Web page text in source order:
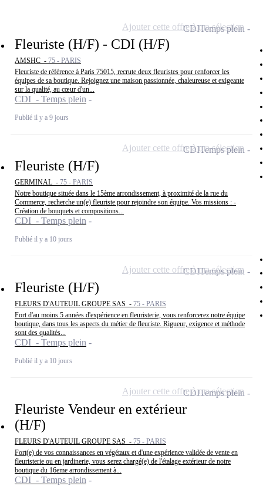
Fleuriste (H/F) - CDI (H/F)
AMSHC - 75 - PARIS
Fleuriste de référence à Paris 75015, recrute deux fleuristes pour renforcer les
équipes de sa boutique. Rejoignez une maison passionnée, chaleureuse et exigeante
sur la qualité, au cœur d'un...
CDI - Temps plein
Publié il y a 9 jours
CDITemps plein
Ajouter cette offre à ma sélection
Fleuriste (H/F)
GERMINAL - 75 - PARIS
Notre boutique située dans le 15ème arrondissement, à proximité de la rue du
Commerce, recherche un(e) fleuriste pour rejoindre son équipe. Vos missions : -
Création de bouquets et compositions...
CDI - Temps plein
Publié il y a 10 jours
CDITemps plein
Ajouter cette offre à ma sélection
Fleuriste (H/F)
FLEURS D'AUTEUIL GROUPE SAS - 75 - PARIS
Fort d'au moins 5 années d'expérience en fleuristerie, vous renforcerez notre équipe
boutique, dans tous les aspects du métier de fleuriste. Rigueur, exigence et méthode
sont des qualités...
CDI - Temps plein
Publié il y a 10 jours
CDITemps plein
Ajouter cette offre à ma sélection
Fleuriste Vendeur en extérieur
(H/F)
FLEURS D'AUTEUIL GROUPE SAS - 75 - PARIS
Fort(e) de vos connaissances en végétaux et d'une expérience validée de vente en
fleuristerie ou en jardinerie, vous serez chargé(e) de l'étalage extérieur de notre
boutique du 16eme arrondissement à...
CDI - Temps plein
CDITemps plein
Ajouter cette offre à ma sélection